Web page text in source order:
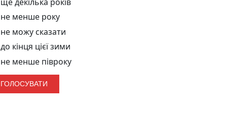
не менше року
не можу сказати
до кінця цієї зими
не менше півроку